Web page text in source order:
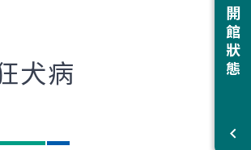
開館狀態
犬病